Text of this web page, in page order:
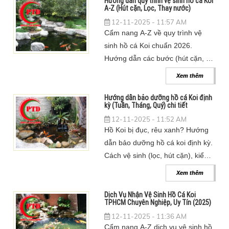
A-Z (Hút cặn, Lọc, Thay nước)
12-11-2025 - 11:57 AM
Cẩm nang A-Z về quy trình vệ
sinh hồ cá Koi chuẩn 2026.
Hướng dẫn các bước (hút cặn, cọ
(bảo toàn vi sinh) & lịch trình.
Xem thêm
Hướng dẫn bảo dưỡng hồ cá Koi định
kỳ (Tuần, Tháng, Quý) chi tiết
12-11-2025 - 11:52 AM
Hồ Koi bị đục, rêu xanh? Hướng
dẫn bảo dưỡng hồ cá koi định kỳ.
Cách vệ sinh (lọc, hút cặn), kiểm
giúp cá khỏe 2025.
Xem thêm
Dịch Vụ Nhận Vệ Sinh Hồ Cá Koi
TPHCM Chuyên Nghiệp, Uy Tín (2025)
12-11-2025 - 11:36 AM
Cẩm nang A-Z dịch vụ vệ sinh hồ